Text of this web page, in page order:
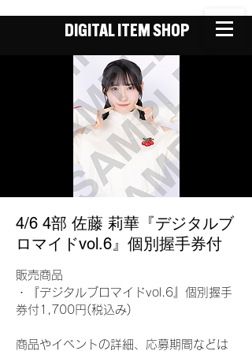
DIGITAL ITEM SHOP
4/6 4部 佐藤 莉華『デジタルブ
ロマイドvol.6』個別握手券付
販売商品
・『デジタルブロマイドvol.6』個別握手
券付1,700円(税込み)
商品やイベントの詳細、応募期間などは